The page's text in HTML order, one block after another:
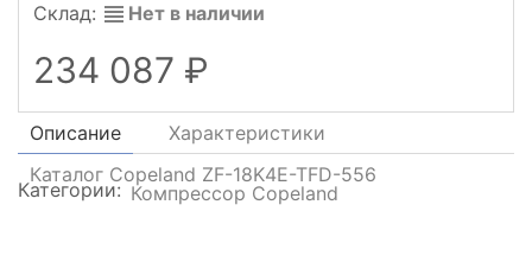
Склад: Нет в наличии
234 087
Описание
Характеристики
Каталог Copeland ZF-18K4E-TFD-556
Категории: Компрессор Copeland